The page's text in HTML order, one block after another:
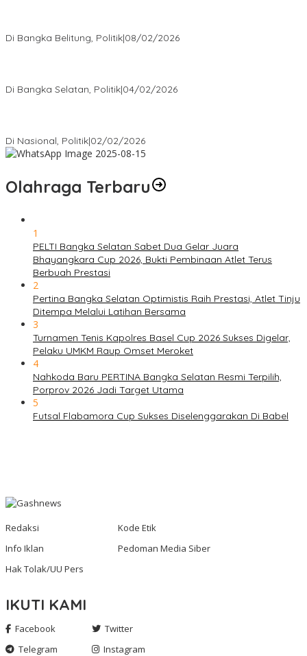
Di Bangka Belitung, Politik|08/02/2026
Di Bangka Selatan, Politik|04/02/2026
Di Nasional, Politik|02/02/2026
Olahraga Terbaru
1
PELTI Bangka Selatan Sabet Dua Gelar Juara
Bhayangkara Cup 2026, Bukti Pembinaan Atlet Terus
Berbuah Prestasi
2
Pertina Bangka Selatan Optimistis Raih Prestasi, Atlet Tinju
Ditempa Melalui Latihan Bersama
3
Turnamen Tenis Kapolres Basel Cup 2026 Sukses Digelar,
Pelaku UMKM Raup Omset Meroket
4
Nahkoda Baru PERTINA Bangka Selatan Resmi Terpilih,
Porprov 2026 Jadi Target Utama
5
Futsal Flabamora Cup Sukses Diselenggarakan Di Babel
Redaksi
Kode Etik
Info Iklan
Pedoman Media Siber
Hak Tolak/UU Pers
IKUTI KAMI
Facebook
Twitter
Telegram
Instagram